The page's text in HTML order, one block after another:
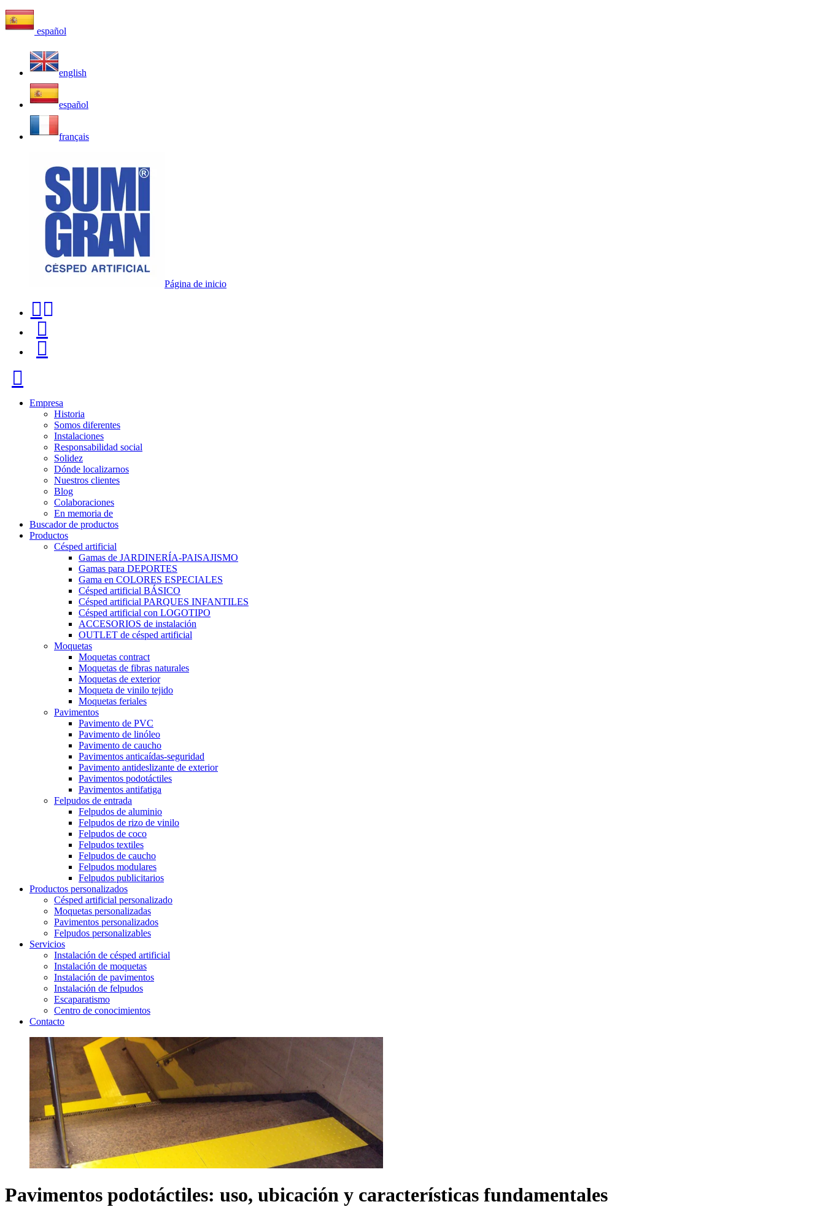
español
english
español
français
Página de inicio
116
96
57
Empresa
Historia
Somos diferentes
Instalaciones
Responsabilidad social
Solidez
Dónde localizarnos
Nuestros clientes
Blog
Colaboraciones
En memoria de
Buscador de productos
Productos
Césped artificial
Gamas de JARDINERÍA-PAISAJISMO
Gamas para DEPORTES
Gama en COLORES ESPECIALES
Césped artificial BÁSICO
Césped artificial PARQUES INFANTILES
Césped artificial con LOGOTIPO
ACCESORIOS de instalación
OUTLET de césped artificial
Moquetas
Moquetas contract
Moquetas de fibras naturales
Moquetas de exterior
Moqueta de vinilo tejido
Moquetas feriales
Pavimentos
Pavimento de PVC
Pavimento de linóleo
Pavimento de caucho
Pavimentos anticaídas-seguridad
Pavimento antideslizante de exterior
Pavimentos podotáctiles
Pavimentos antifatiga
Felpudos de entrada
Felpudos de aluminio
Felpudos de rizo de vinilo
Felpudos de coco
Felpudos textiles
Felpudos de caucho
Felpudos modulares
Felpudos publicitarios
Productos personalizados
Césped artificial personalizado
Moquetas personalizadas
Pavimentos personalizados
Felpudos personalizables
Servicios
Instalación de césped artificial
Instalación de moquetas
Instalación de pavimentos
Instalación de felpudos
Escaparatismo
Centro de conocimientos
Contacto
Pavimentos podotáctiles: uso, ubicación y características fundamentales